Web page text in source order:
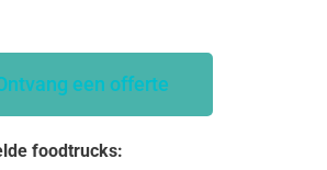
een offerte
foodtrucks: